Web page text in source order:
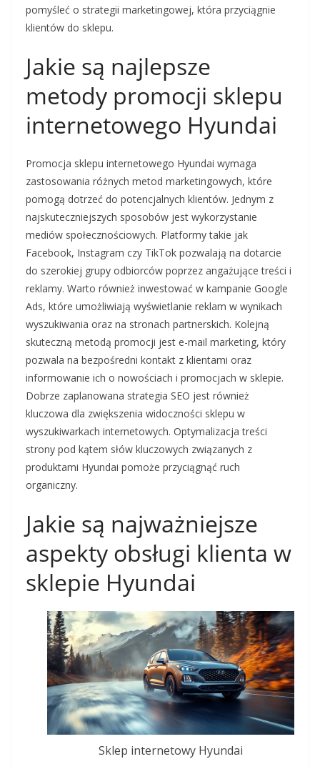
pomyśleć o strategii marketingowej, która przyciągnie
klientów do sklepu.
Jakie są najlepsze
metody promocji sklepu
internetowego Hyundai
Promocja sklepu internetowego Hyundai wymaga
zastosowania różnych metod marketingowych, które
pomogą dotrzeć do potencjalnych klientów. Jednym z
najskuteczniejszych sposobów jest wykorzystanie
mediów społecznościowych. Platformy takie jak
Facebook, Instagram czy TikTok pozwalają na dotarcie
do szerokiej grupy odbiorców poprzez angażujące treści i
reklamy. Warto również inwestować w kampanie Google
Ads, które umożliwiają wyświetlanie reklam w wynikach
wyszukiwania oraz na stronach partnerskich. Kolejną
skuteczną metodą promocji jest e-mail marketing, który
pozwala na bezpośredni kontakt z klientami oraz
informowanie ich o nowościach i promocjach w sklepie.
Dobrze zaplanowana strategia SEO jest również
kluczowa dla zwiększenia widoczności sklepu w
wyszukiwarkach internetowych. Optymalizacja treści
strony pod kątem słów kluczowych związanych z
produktami Hyundai pomoże przyciągnąć ruch
organiczny.
Jakie są najważniejsze
aspekty obsługi klienta w
sklepie Hyundai
Sklep internetowy Hyundai